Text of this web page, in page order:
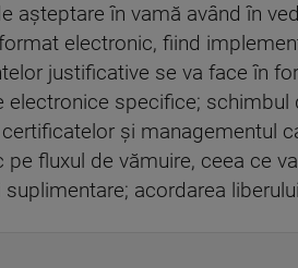
aşteptare în vamă având în
electronic, fiind
justificative se va face în
electronice specifice; schimbul
şi managementul
pe fluxul de vămuire, ceea ce
acordarea